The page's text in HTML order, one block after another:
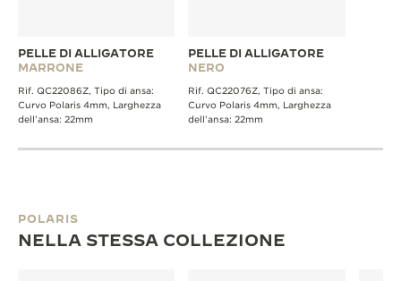
PELLE DI ALLIGATORE
MARRONE
Rif. QC22086Z, Tipo di ansa:
Curvo Polaris 4mm, Larghezza
dell’ansa: 22mm
PELLE DI ALLIGATORE
NERO
Rif. QC22076Z, Tipo di ansa:
Curvo Polaris 4mm, Larghezza
dell’ansa: 22mm
POLARIS
NELLA STESSA COLLEZIONE